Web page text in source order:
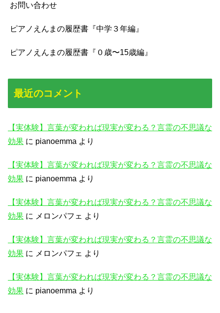
お問い合わせ
ピアノえんまの履歴書『中学３年編』
ピアノえんまの履歴書『０歳〜15歳編』
最近のコメント
【実体験】言葉が変われば現実が変わる？言霊の不思議な
効果 に pianoemma より
【実体験】言葉が変われば現実が変わる？言霊の不思議な
効果 に pianoemma より
【実体験】言葉が変われば現実が変わる？言霊の不思議な
効果 に メロンパフェ より
【実体験】言葉が変われば現実が変わる？言霊の不思議な
効果 に メロンパフェ より
【実体験】言葉が変われば現実が変わる？言霊の不思議な
効果 に pianoemma より